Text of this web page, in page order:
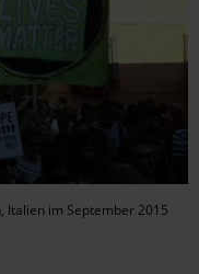
Italien im September 2015